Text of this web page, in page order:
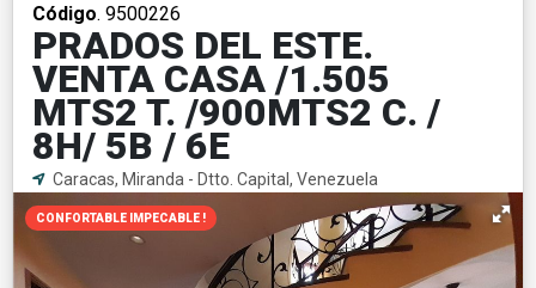
Código. 9500226
PRADOS DEL ESTE.
VENTA CASA /1.505
MTS2 T. /900MTS2 C. /
8H/ 5B / 6E
Caracas, Miranda - Dtto. Capital, Venezuela
CONFORTABLE IMPECABLE !